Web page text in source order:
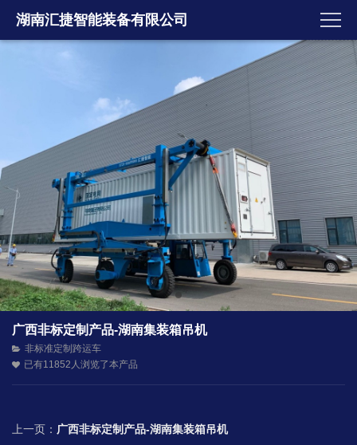
湖南汇捷智能装备有限公司
广西非标定制产品-湖南集装箱吊机
非标准定制跨运车
已有11852人浏览了本产品
上一页： 广西非标定制产品-湖南集装箱吊机